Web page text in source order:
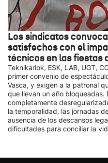
Los sindicatos
satisfechos con el
técnicos en las fiestas
Teknikariok, ESK, LAB, UGT,
primer convenio de
Vasca, y exigen a la patronal
que llevan un año bloqueadas.
completamente
la temporalidad, las jornadas
ausencia de los descansos
dificultades para conciliar la